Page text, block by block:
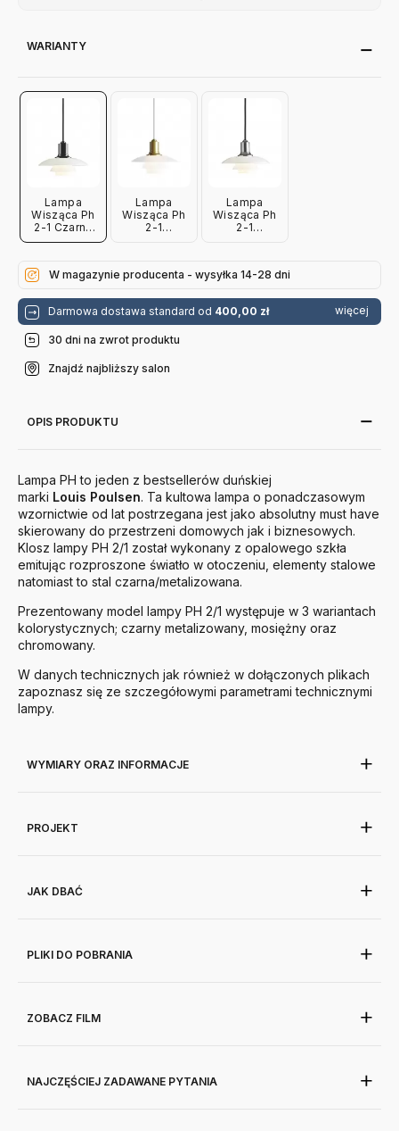
WARIANTY
Lampa
Wisząca Ph
2-1 Czarna
Louis
Lampa
Wisząca Ph
2-1
Lampa
Wisząca Ph
2-1
W magazynie producenta - wysyłka 14-28 dni
Darmowa dostawa standard od 400,00 zł więcej
30 dni na zwrot produktu
Znajdź najbliższy salon
OPIS PRODUKTU
Lampa PH to jeden z bestsellerów duńskiej
marki Louis Poulsen. Ta kultowa lampa o ponadczasowym
wzornictwie od lat postrzegana jest jako absolutny must have
skierowany do przestrzeni domowych jak i biznesowych.
Klosz lampy PH 2/1 został wykonany z opalowego szkła
emitując rozproszone światło w otoczeniu, elementy stalowe
natomiast to stal czarna/metalizowana.
Prezentowany model lampy PH 2/1 występuje w 3 wariantach
kolorystycznych; czarny metalizowany, mosiężny oraz
chromowany.
W danych technicznych jak również w dołączonych plikach
zapoznasz się ze szczegółowymi parametrami technicznymi
lampy.
WYMIARY ORAZ INFORMACJE
PROJEKT
JAK DBAĆ
PLIKI DO POBRANIA
ZOBACZ FILM
NAJCZĘŚCIEJ ZADAWANE PYTANIA